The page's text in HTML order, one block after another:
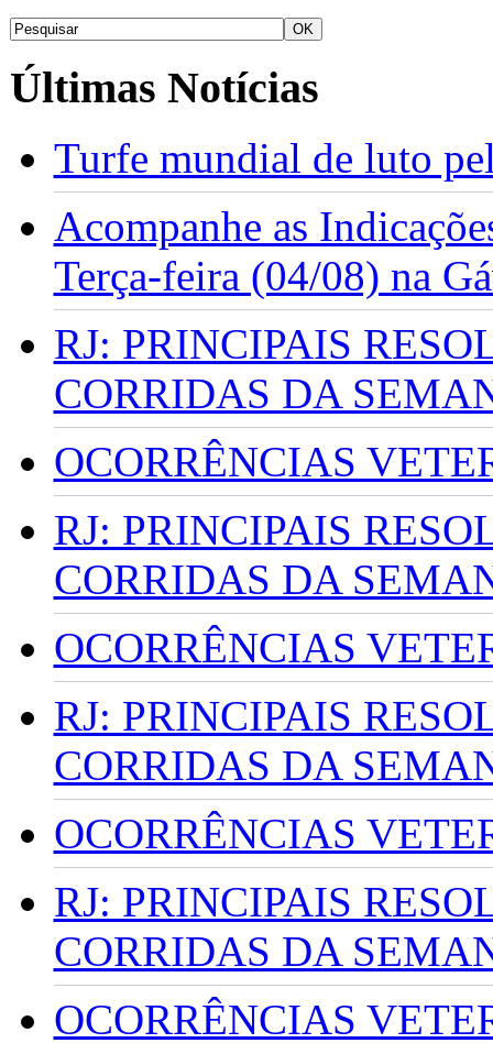
Últimas Notícias
Turfe mundial de luto
Acompanhe as
Terça-feira (04/08) na
RJ: PRINCIPAIS
CORRIDAS DA
OCORRÊNCIAS
RJ: PRINCIPAIS
CORRIDAS DA
OCORRÊNCIAS
RJ: PRINCIPAIS
CORRIDAS DA
OCORRÊNCIAS
RJ: PRINCIPAIS
CORRIDAS DA
OCORRÊNCIAS